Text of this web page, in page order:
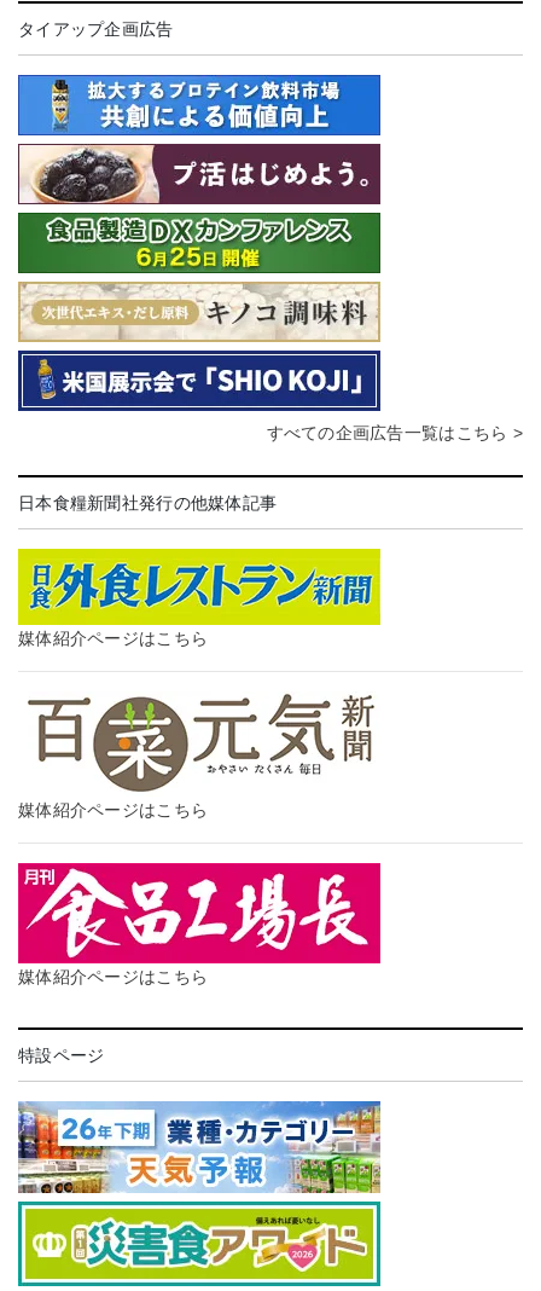
タイアップ企画広告
すべての企画広告一覧はこちら >
日本食糧新聞社発行の他媒体記事
媒体紹介ページはこちら
媒体紹介ページはこちら
媒体紹介ページはこちら
特設ページ